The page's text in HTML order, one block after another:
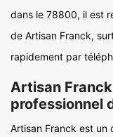
dans le 78800, il est
de Artisan Franck,
rapidement par
Artisan
professionnel
Artisan Franck est un